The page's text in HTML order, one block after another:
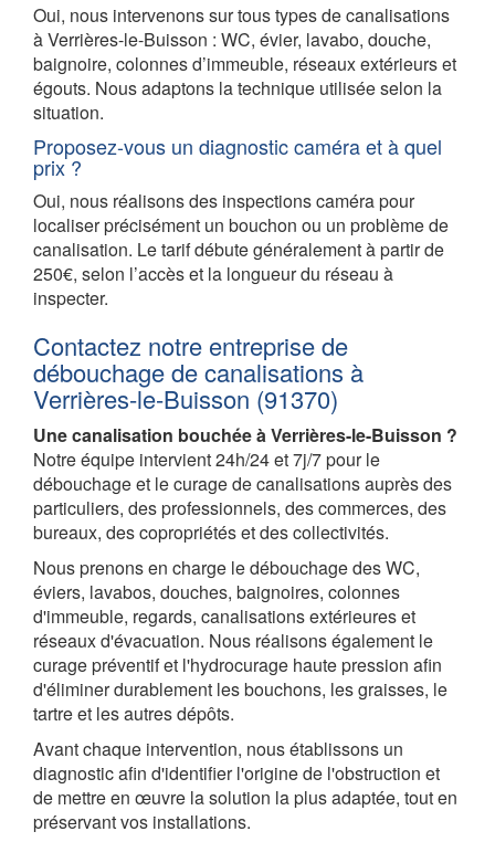
Oui, nous intervenons sur tous types de canalisations
à Verrières-le-Buisson : WC, évier, lavabo, douche,
baignoire, colonnes d’immeuble, réseaux extérieurs et
égouts. Nous adaptons la technique utilisée selon la
situation.
Proposez-vous un diagnostic caméra et à quel
prix ?
Oui, nous réalisons des inspections caméra pour
localiser précisément un bouchon ou un problème de
canalisation. Le tarif débute généralement à partir de
250€, selon l’accès et la longueur du réseau à
inspecter.
Contactez notre entreprise de
débouchage de canalisations à
Verrières-le-Buisson (91370)
Une canalisation bouchée à Verrières-le-Buisson ?
Notre équipe intervient 24h/24 et 7j/7 pour le
débouchage et le curage de canalisations auprès des
particuliers, des professionnels, des commerces, des
bureaux, des copropriétés et des collectivités.
Nous prenons en charge le débouchage des WC,
éviers, lavabos, douches, baignoires, colonnes
d'immeuble, regards, canalisations extérieures et
réseaux d'évacuation. Nous réalisons également le
curage préventif et l'hydrocurage haute pression afin
d'éliminer durablement les bouchons, les graisses, le
tartre et les autres dépôts.
Avant chaque intervention, nous établissons un
diagnostic afin d'identifier l'origine de l'obstruction et
de mettre en œuvre la solution la plus adaptée, tout en
préservant vos installations.